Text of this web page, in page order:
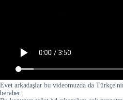
Evet arkadaşlar bu videomuzda da
beraber.